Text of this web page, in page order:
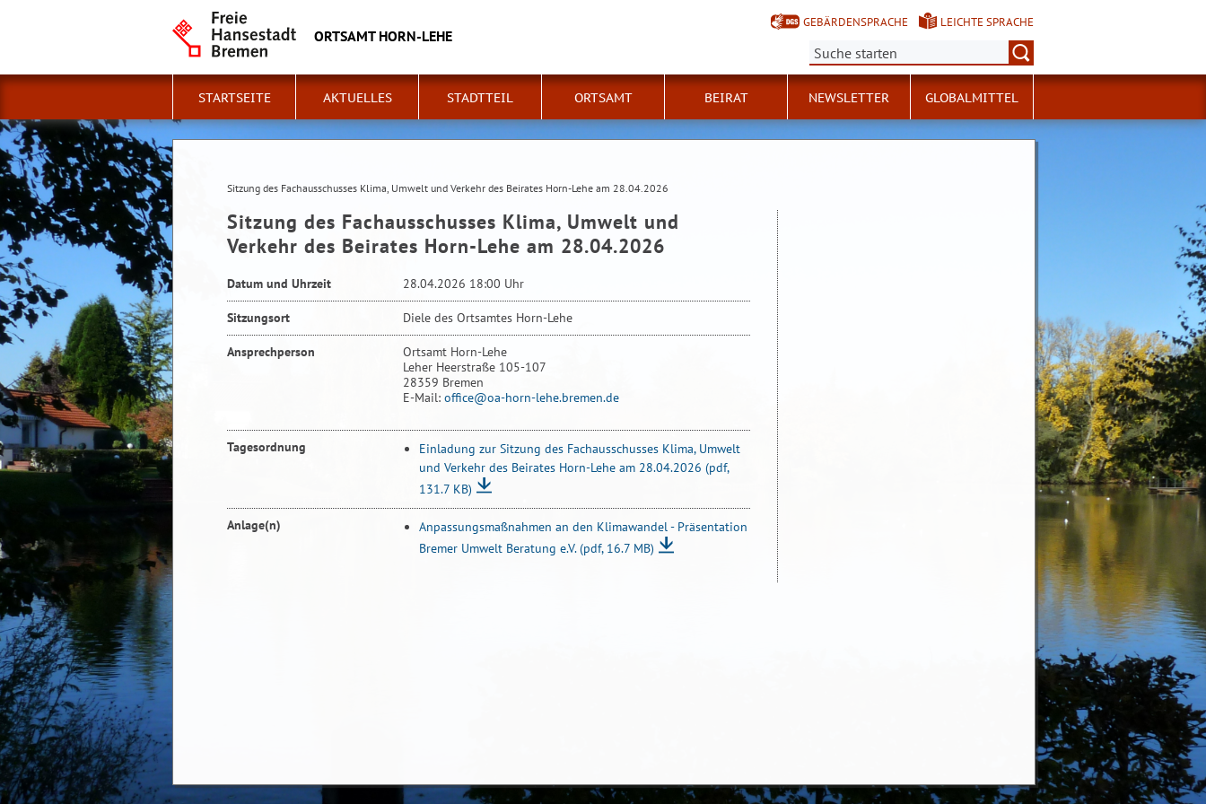
ORTSAMT HORN-LEHE
GEBÄRDENSPRACHE
LEICHTE SPRACHE
Suche:
STARTSEITE AKTUELLES STADTTEIL ORTSAMT BEIRAT NEWSLETTER GLOBALMITTEL
Sitzung des Fachausschusses Klima, Umwelt und Verkehr des Beirates Horn-Lehe am 28.04.2026
Sitzung des Fachausschusses Klima, Umwelt und
Verkehr des Beirates Horn-Lehe am 28.04.2026
Datum und Uhrzeit 28.04.2026 18:00 Uhr
Sitzungsort Diele des Ortsamtes Horn-Lehe
Ansprechperson
Ortsamt Horn-Lehe
Leher Heerstraße 105-107
28359 Bremen
E-Mail: office@oa-horn-lehe.bremen.de
Tagesordnung
Einladung zur Sitzung des Fachausschusses Klima, Umwelt
und Verkehr des Beirates Horn-Lehe am 28.04.2026 (pdf,
131.7 KB)
Anlage(n)
Anpassungsmaßnahmen an den Klimawandel - Präsentation
Bremer Umwelt Beratung e.V.(pdf, 16.7 MB)